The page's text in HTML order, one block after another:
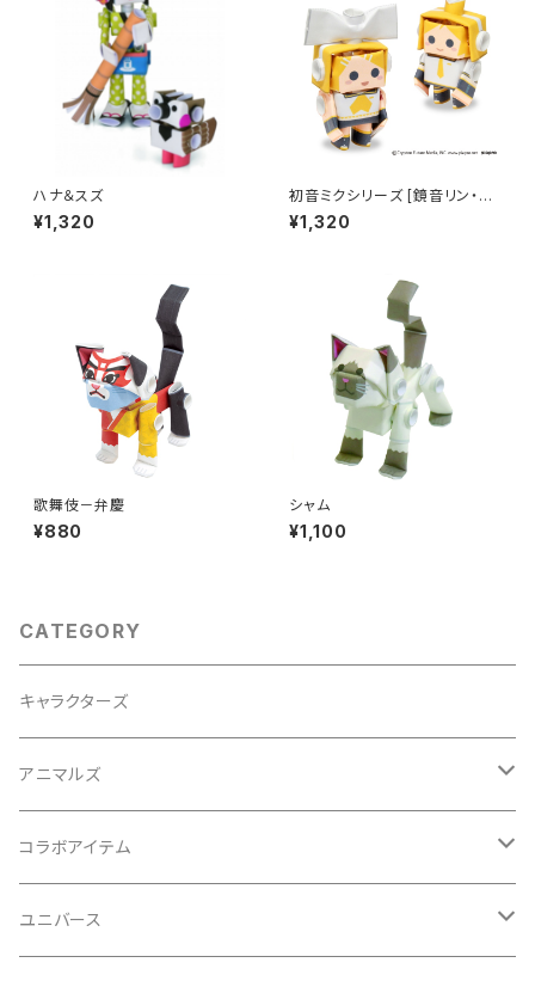
ハナ＆スズ
¥1,320
初音ミクシリーズ [鏡音リン・レ
ン]
¥1,320
歌舞伎－弁慶
¥880
シャム
¥1,100
CATEGORY
キャラクターズ
アニマルズ
イヌシリーズ
ネコシリーズ
コラボアイテム
初音ミクシリーズ
ユニバース